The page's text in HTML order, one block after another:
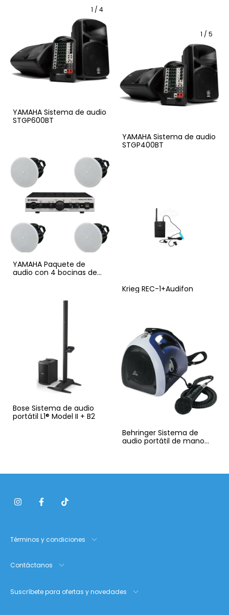
1 / 4
YAMAHA Sistema de audio
STGP600BT
1 / 5
YAMAHA Sistema de audio
STGP400BT
YAMAHA Paquete de
audio con 4 bocinas de
Krieg REC-1+Audifon
Bose Sistema de audio
portátil L1® Model II + B2
Behringer Sistema de
audio portátil de mano
Términos y condiciones
Contáctanos
Suscríbete para ofertas y novedades